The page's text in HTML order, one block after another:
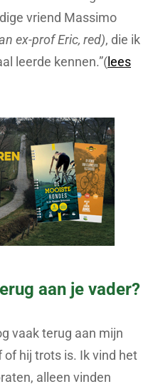
vriend Massimo
ex-prof Eric, red), die ik
leerde kennen.”(lees
aan je vader?
vaak terug aan mijn
of hij trots is. Ik vind het
alleen vinden